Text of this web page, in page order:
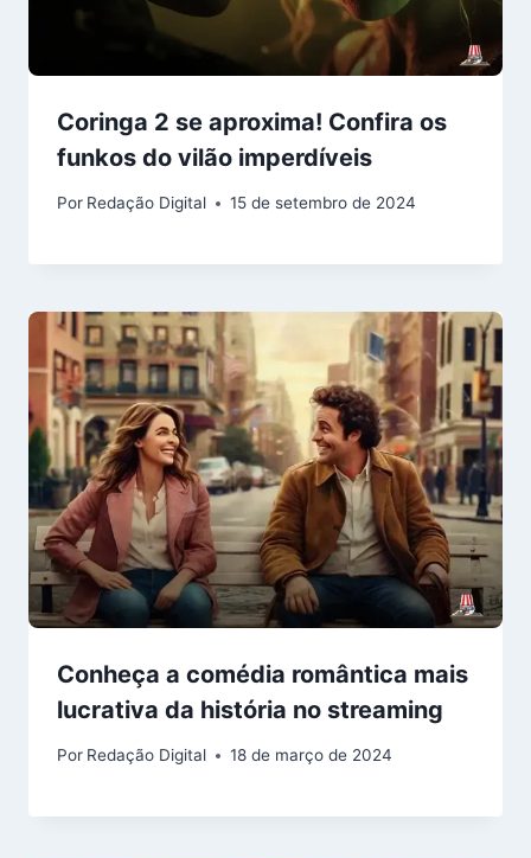
Coringa 2 se aproxima! Confira os
funkos do vilão imperdíveis
Por Redação Digital 15 de setembro de 2024
Conheça a comédia romântica mais
lucrativa da história no streaming
Por Redação Digital 18 de março de 2024